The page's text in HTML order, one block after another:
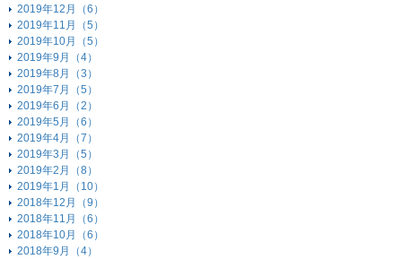
2019年12月（6）
2019年11月（5）
2019年10月（5）
2019年9月（4）
2019年8月（3）
2019年7月（5）
2019年6月（2）
2019年5月（6）
2019年4月（7）
2019年3月（5）
2019年2月（8）
2019年1月（10）
2018年12月（9）
2018年11月（6）
2018年10月（6）
2018年9月（4）